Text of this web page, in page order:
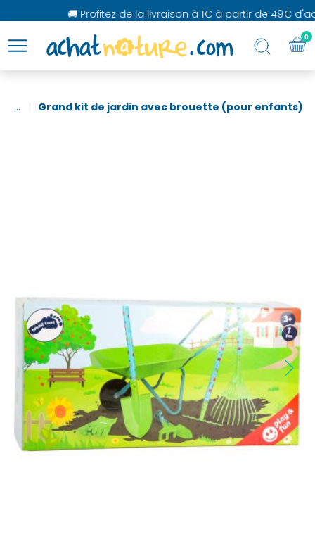
🚚 Profitez de la livraison à 1€ à partir de 49€
... Grand kit de jardin avec brouette (pour enfants)
0